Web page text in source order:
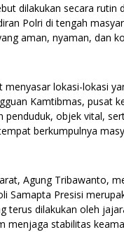
dilakukan secara rutin
Polri di tengah
aman, nyaman, dan
menyasar lokasi-lokasi
Kamtibmas, pusat
penduduk, objek vital,
berkumpulnya
Agung Tribawanto,
Samapta Presisi
terus dilakukan oleh
menjaga stabilitas